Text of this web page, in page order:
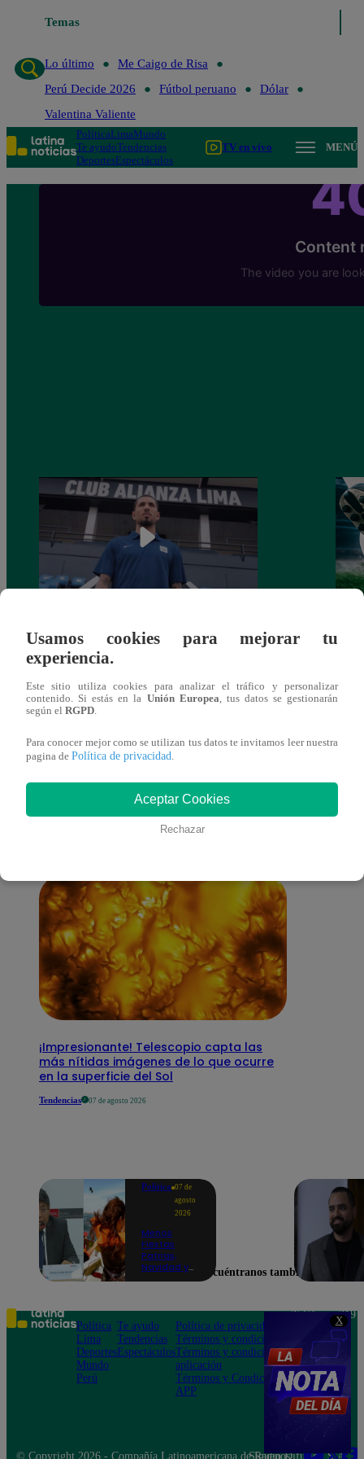
X
Temas
Lo último
Lo último
Me Caigo de Risa
Perú Decide 2026
Fútbol peruano
Dólar
Valentina Valiente
PolíticaLimaMundo
Te ayudoTendencias
DeportesEspectáculos
TV en vivo MENÚ
Alianza Lima: así anunció a Sergio Peña
como nuevo fichaje para el Torneo
Clausura 2025
También te puede
interesar
¡Impresionante! Telescopio capta las
más nítidas imágenes de lo que ocurre
en la superficie del Sol
Tendencias 07 de agosto 2026
Política 07 de
agosto
2026
Menos
Fiestas
Patrias,
Navidad y
anuncia que
se moverán
los feriados
a los viernes
Usamos cookies para mejorar tu
experiencia.
Este sitio utiliza cookies para analizar el tráfico y personalizar
contenido. Si estás en la Unión Europea, tus datos se gestionarán
según el RGPD.
Para conocer mejor como se utilizan tus datos te invitamos leer nuestra
pagina de Política de privacidad.
Aceptar Cookies
Rechazar
Encuéntranos también en
Política
Lima
Deportes
Mundo
Perú
Te ayudo
Tendencias
Espectáculos
Política de privacidad
Términos y condiciones
Términos y condiciones
aplicación
Términos y Condiciones
APP
Teléfono: 219
Av. San
Felipe 968
Jesús María
© Copyright 2026 - Compañía Latinoamericana de Radio Difusión S.A.
Síguenos